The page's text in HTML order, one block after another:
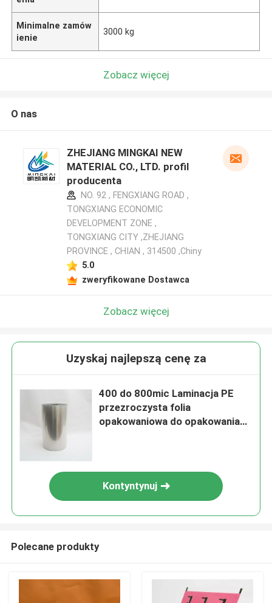
Minimalne zamów
ienie
3000 kg
Zobacz więcej
O nas
ZHEJIANG MINGKAI NEW
MATERIAL CO., LTD. profil
producenta
NO. 92 , FENGXIANG ROAD ,
TONGXIANG ECONOMIC
DEVELOPMENT ZONE ,
TONGXIANG CITY ,ZHEJIANG
PROVINCE , CHIAN , 314500 ,Chiny
5.0
zweryfikowane Dostawca
Zobacz więcej
Uzyskaj najlepszą cenę za
400 do 800mic Laminacja PE
przezroczysta folia
opakowaniowa do opakowania
Kontyntynuj
Polecane produkty